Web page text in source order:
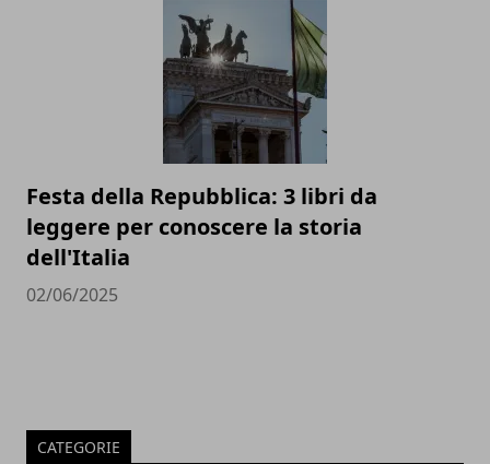
Festa della Repubblica: 3 libri da
leggere per conoscere la storia
dell'Italia
02/06/2025
CATEGORIE